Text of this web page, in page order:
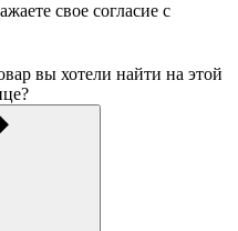
свое согласие с
вы хотели найти на этой